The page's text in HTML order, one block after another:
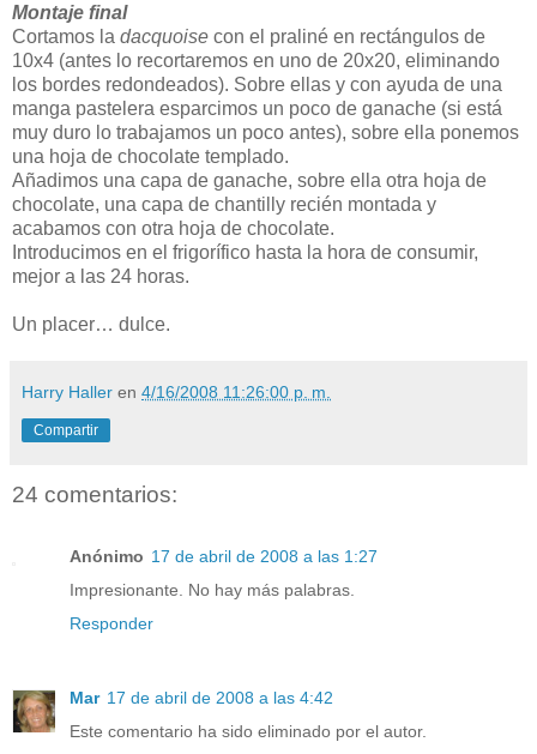
Montaje final
Cortamos la dacquoise con el praliné en rectángulos de
10x4 (antes lo recortaremos en uno de 20x20, eliminando
los bordes redondeados). Sobre ellas y con ayuda de una
manga pastelera esparcimos un poco de ganache (si está
muy duro lo trabajamos un poco antes), sobre ella ponemos
una hoja de chocolate templado.
Añadimos una capa de ganache, sobre ella otra hoja de
chocolate, una capa de chantilly recién montada y
acabamos con otra hoja de chocolate.
Introducimos en el frigorífico hasta la hora de consumir,
mejor a las 24 horas.
Un placer… dulce.
Harry Haller en 4/16/2008 11:26:00 p. m.
Compartir
24 comentarios:
Anónimo 17 de abril de 2008 a las 1:27
Impresionante. No hay más palabras.
Responder
Mar 17 de abril de 2008 a las 4:42
Este comentario ha sido eliminado por el autor.